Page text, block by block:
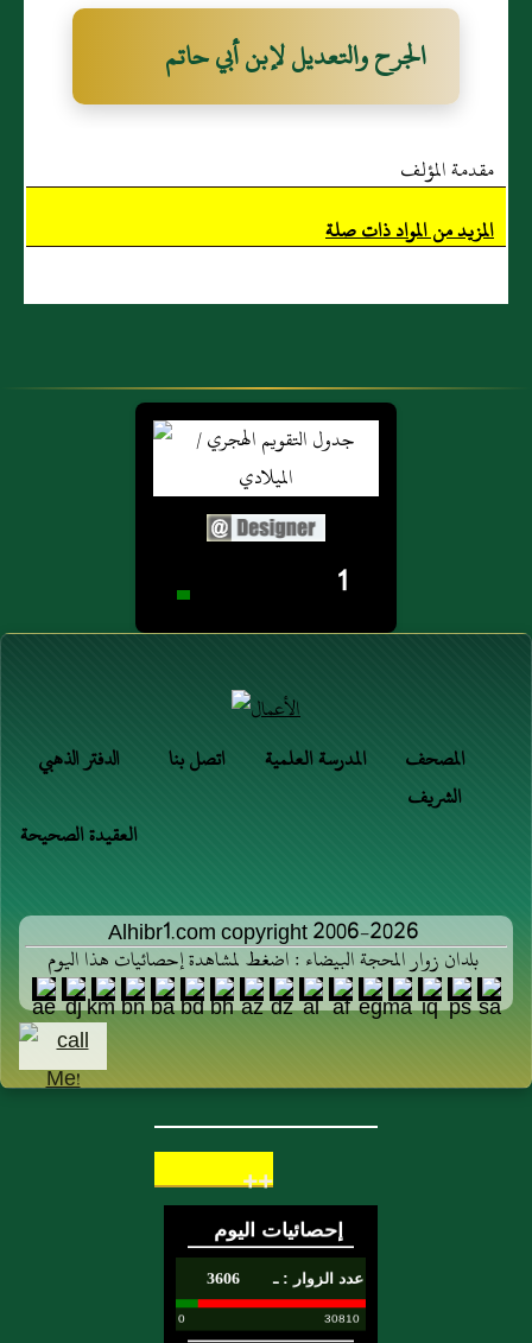
الجرح والتعديل لإبن أبي حاتم
مقدمة المؤلف
المزيد من المواد ذات صلة
1
الدفتر الذهبي اتصل بنا المدرسة العلمية
المصحف
الشريف
العقيدة الصحيحة
Alhibr1.com copyright 2006-2026
بلدان زوار المحجة البيضاء : اضغط لمشاهدة إحصائيات هذا اليوم
++